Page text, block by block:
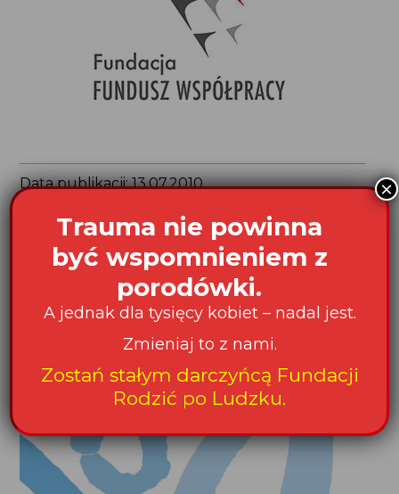
Data publikacji: 13.07.2010
Podziel się na:
Czytaj także:
Trauma nie powinna
być wspomnieniem z
porodówki.
A jednak dla tysięcy kobiet – nadal jest.
Zmieniaj to z nami.
Zostań stałym darczyńcą Fundacji
Rodzić po Ludzku.
×